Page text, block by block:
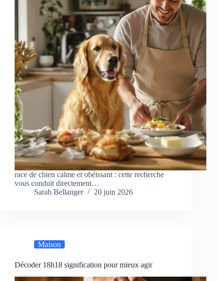
race de chien calme et obéissant : cette recherche
vous conduit directement…
Sarah Bellanger
20 juin 2026
Maison
Décoder 18h18 signification pour mieux agir